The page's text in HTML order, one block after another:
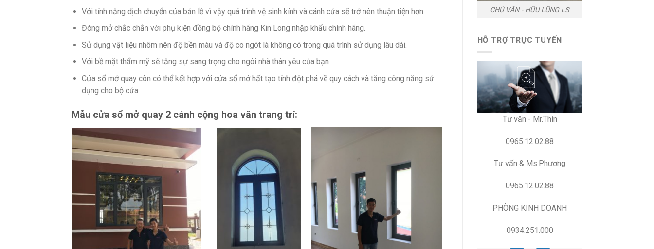
Với tính năng dịch chuyển của bản lề vì vậy quá trình vệ sinh kính và cánh cửa sẽ trở nên thuận tiện hơn
Đóng mở chắc chắn với phụ kiện đồng bộ chính hãng Kin Long nhập khẩu chính hãng.
Sử dụng vật liệu nhôm nên độ bền màu và độ co ngót là không có trong quá trình sử dụng lâu dài.
Với bề mặt thẩm mỹ sẽ tăng sự sang trọng cho ngôi nhà thân yêu của bạn
Cửa sổ mở quay còn có thể kết hợp với cửa sổ mở hất tạo tính đột phá về quy cách và tăng công năng sử
dụng cho bộ cửa
Mẫu cửa sổ mở quay 2 cánh cộng hoa văn trang trí:
CHÚ VĂN - HỮU LŨNG LS
HỖ TRỢ TRỰC TUYẾN
Tư vấn - Mr.Thìn
0965.12.02.88
Tư vấn & Ms.Phương
0965.12.02.88
PHÒNG KINH DOANH
0934.251.000